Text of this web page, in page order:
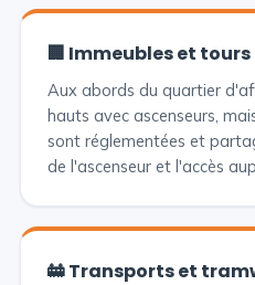
🏢 Immeubles et tours
Aux abords du quartier
hauts avec ascenseurs,
sont réglementées et
de l'ascenseur et l'accès
🚋 Transports et